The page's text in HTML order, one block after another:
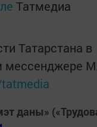
Татмедиа
Татарстана в
мессенджере
даны»